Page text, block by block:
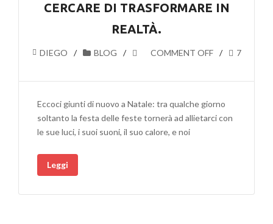
CERCARE DI TRASFORMARE IN
REALTÀ.
DIEGO BLOG COMMENT OFF 7
Eccoci giunti di nuovo a Natale: tra qualche giorno
soltanto la festa delle feste tornerà ad allietarci con
le sue luci, i suoi suoni, il suo calore, e noi
Leggi